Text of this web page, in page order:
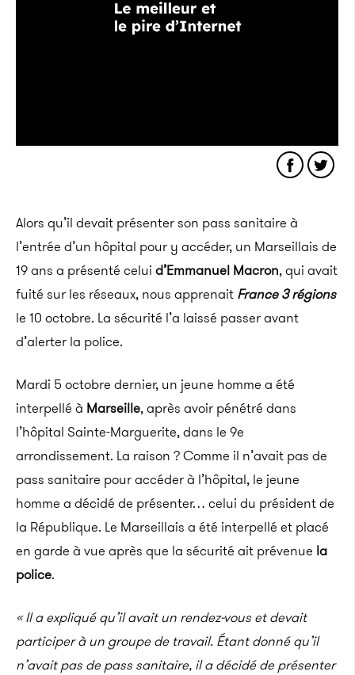
Alors qu’il devait présenter son pass sanitaire à
l’entrée d’un hôpital pour y accéder, un Marseillais de
19 ans a présenté celui d’Emmanuel Macron, qui avait
fuité sur les réseaux, nous apprenait France 3 régions
le 10 octobre. La sécurité l’a laissé passer avant
d’alerter la police.
Mardi 5 octobre dernier, un jeune homme a été
interpellé à Marseille, après avoir pénétré dans
l’hôpital Sainte-Marguerite, dans le 9e
arrondissement. La raison ? Comme il n’avait pas de
pass sanitaire pour accéder à l’hôpital, le jeune
homme a décidé de présenter… celui du président de
la République. Le Marseillais a été interpellé et placé
en garde à vue après que la sécurité ait prévenue la
police.
« Il a expliqué qu’il avait un rendez-vous et devait
participer à un groupe de travail. Étant donné qu’il
n’avait pas de pass sanitaire, il a décidé de présenter